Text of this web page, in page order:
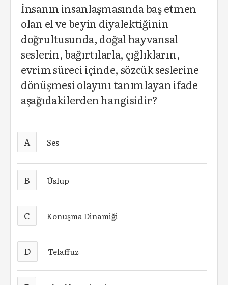
İnsanın insanlaşmasında baş etmen
olan el ve beyin diyalektiğinin
doğrultusunda, doğal hayvansal
seslerin, bağırtılarla, çığlıkların,
evrim süreci içinde, sözcük seslerine
dönüşmesi olayını tanımlayan ifade
aşağıdakilerden hangisidir?
A Ses
B Üslup
C Konuşma Dinamiği
D Telaffuz